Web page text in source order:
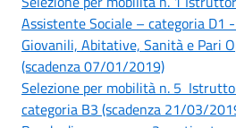
Assistente Sociale – categoria D1
Giovanili, Abitative, Sanità e Pari
(scadenza 07/01/2019)
Selezione per mobilità n. 5
categoria B3 (scadenza 21/03/